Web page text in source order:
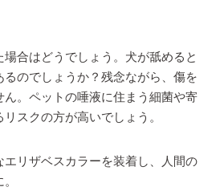
合はどうでしょう。犬が舐めると
のでしょうか？残念ながら、傷を
。ペットの唾液に住まう細菌や寄
スクの方が高いでしょう。
エリザベスカラーを装着し、人間の